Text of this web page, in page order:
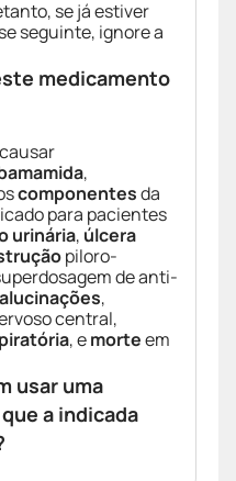
se já estiver
seguinte, ignore a
medicamento
,
componentesda
para pacientes
urinária, úlcera
piloro-
de anti-
alucinações,
central,
, emorteem
usar uma
a indicada